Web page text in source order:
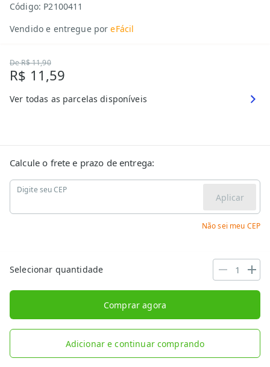
Código: P2100411
Vendido e entregue por eFácil
DeR$ 11,90
R$ 11,59
Ver todas as parcelas disponíveis
Calcule o frete e prazo de entrega:
Digite seu CEP
Aplicar
Não sei meu CEP
Selecionar quantidade
Comprar agora
Adicionar e continuar comprando